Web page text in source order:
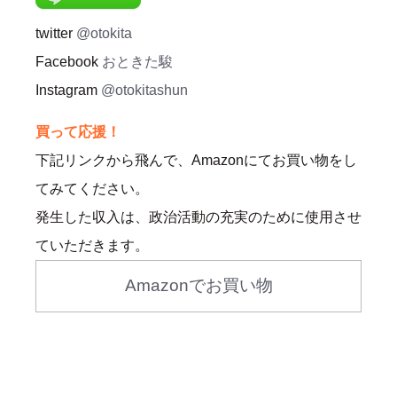
twitter @otokita
Facebook おときた駿
Instagram @otokitashun
買って応援！
下記リンクから飛んで、Amazonにてお買い物をし
てみてください。
発生した収入は、政治活動の充実のために使用させ
ていただきます。
Amazonでお買い物